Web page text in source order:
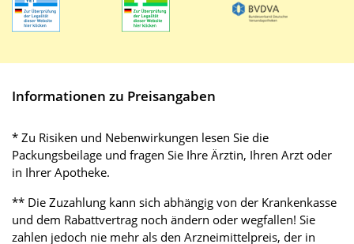
Informationen zu Preisangaben
* Zu Risiken und Nebenwirkungen lesen Sie die
Packungsbeilage und fragen Sie Ihre Ärztin, Ihren Arzt oder
in Ihrer Apotheke.
** Die Zuzahlung kann sich abhängig von der Krankenkasse
und dem Rabattvertrag noch ändern oder wegfallen! Sie
zahlen jedoch nie mehr als den Arzneimittelpreis, der in